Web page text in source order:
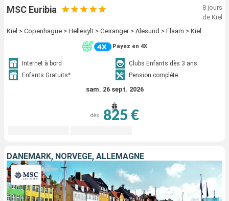
MSC Euribia
8 jours
de Kiel
Kiel > Copenhague > Hellesylt > Geiranger > Alesund > Flaam > Kiel
Payez en 4X
Internet à bord
Clubs Enfants dès 3 ans
Enfants Gratuits*
Pension complète
sam. 26 sept. 2026
dès 825 €
DANEMARK, NORVÈGE, ALLEMAGNE